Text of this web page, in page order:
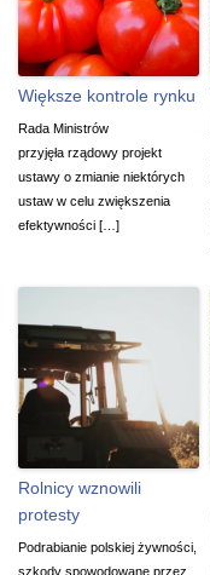
Większe kontrole rynku
Rada Ministrów
przyjęła rządowy projekt
ustawy o zmianie niektórych
ustaw w celu zwiększenia
efektywności […]
Rolnicy wznowili
protesty
Podrabianie polskiej żywności,
szkody spowodowane przez